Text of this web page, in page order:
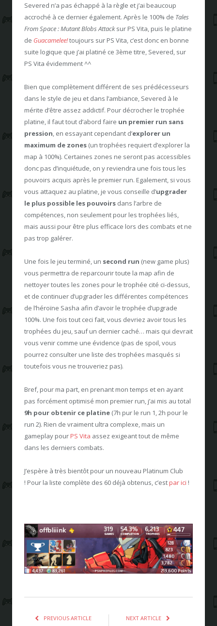
Severed n’a pas échappé à la règle et j’ai beaucoup
accroché à ce dernier également. Après le 100% de Tales
From Space : Mutant Blobs Attacksur PS Vita, puis le platine
de Guacamelee!toujours sur PS Vita, c’est donc en bonne
suite logique que j’ai platiné ce 3ème titre, Severed, sur
PS Vita évidemment ^^
Bien que complètement différent de ses prédécesseurs
dans le style de jeu et dans l’ambiance, Severed à le
mérite d’être assez addictif. Pour décrocher le trophée
platine, il faut tout d’abord faire un premier run sans
pression, en essayant cependant d’explorer un
maximum de zones (un trophées requiert d’explorer la
map à 100%). Certaines zones ne seront pas accessibles
donc pas d’inquiétude, on y reviendra une fois tous les
pouvoirs acquis après le premier run. Egalement, si vous
vous attaquez au platine, je vous conseille d’upgrader
le plus possible les pouvoirs dans l’arbre de
compétences, non seulement pour les trophées liés,
mais aussi pour être plus efficace lors des combats et ne
pas trop galérer.
Une fois le jeu terminé, un second run (new game plus)
vous permettra de reparcourir toute la map afin de
nettoyer toutes les zones pour le trophée cité ci-dessus,
et de continuer d’upgrader les différentes compétences
de l’héroïne Sasha afin d’avoir le trophée d’upgrade
100%. Une fois tout ceci fait, vous devriez avoir tous les
trophées du jeu, sauf un dernier caché… mais qui devrait
vous venir comme une évidence (pas de spoil, vous
pourrez consulter une liste des trophées masqués si
toutefois vous ne trouveriez pas).
Bref, pour ma part, en prenant mon temps et en ayant
pas forcément optimisé mon premier run, j’ai mis au total
9h pour obtenir ce platine (7h pur le run 1, 2h pour le
run 2). Rien de vraiment ultra complexe, mais un
gameplay pourPS Vita assez exigeant tout de même
dans les derniers combats.
J’espère à très bientôt pour un nouveau Platinum Club
! Pour la liste complète des 60 déjà obtenus, c’estpar ici !
PREVIOUS ARTICLE NEXT ARTICLE